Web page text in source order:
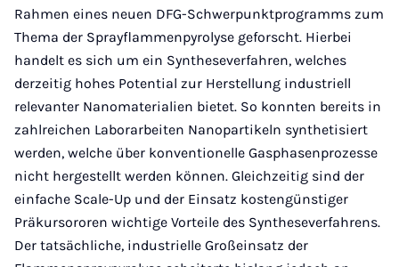
Rahmen eines neuen DFG-Schwerpunktprogramms zum
Thema der Sprayflammenpyrolyse geforscht. Hierbei
handelt es sich um ein Syntheseverfahren, welches
derzeitig hohes Potential zur Herstellung industriell
relevanter Nanomaterialien bietet. So konnten bereits in
zahlreichen Laborarbeiten Nanopartikeln synthetisiert
werden, welche über konventionelle Gasphasenprozesse
nicht hergestellt werden können. Gleichzeitig sind der
einfache Scale-Up und der Einsatz kostengünstiger
Präkursororen wichtige Vorteile des Syntheseverfahrens.
Der tatsächliche, industrielle Großeinsatz der